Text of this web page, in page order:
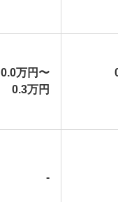
0.0万円〜
0.3万円
-